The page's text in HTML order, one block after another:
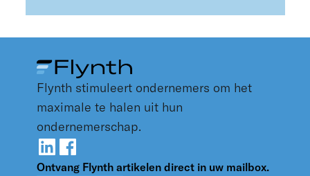
Flynth stimuleert ondernemers om het
maximale te halen uit hun
ondernemerschap.
Ontvang Flynth artikelen direct in uw mailbox.